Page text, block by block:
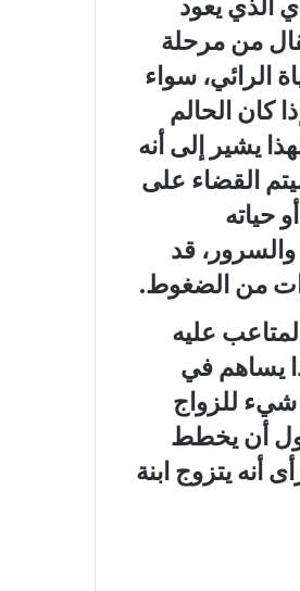
من مرحلة
الرائي، سواء
كان الحالم
يشير إلى أنه
القضاء على
حياته
قد
من الضغوط.
عليه
يساهم في
شيء للزواج
أن يخطط
أنه يتزوج ابنة